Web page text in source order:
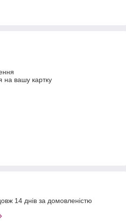
на вашу картку
14 днів за домовленістю